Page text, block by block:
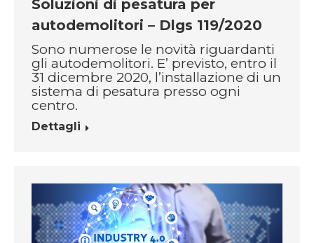
Soluzioni di pesatura per
autodemolitori – Dlgs 119/2020
Sono numerose le novità riguardanti
gli autodemolitori. E’ previsto, entro il
31 dicembre 2020, l’installazione di un
sistema di pesatura presso ogni
centro.
Dettagli